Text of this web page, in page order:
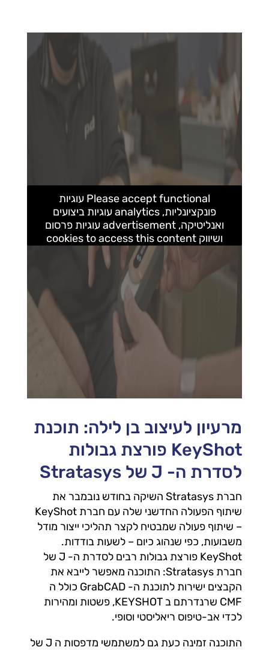
Please accept functional עוגיות
פונקציונליות, analytics עוגיות ביצועים
ואנליטיקה, advertisement עוגיות פרסום
ושיווק cookies to access this content
מרעיון לעיצוב בן לילה: תוכנת
KeyShot פורצת גבולות
לסדרת ה- J של Stratasys
חברת Stratasys השיקה בחודש נובמבר את
שיתוף הפעולה החדשני שלה עם חברת KeyShot
– שיתוף פעולה שמבטיח לקצר תהליכי ייצור מודל
משבועות, כפי שנהוג כיום – לשעות בודדות.
KeyShot פורצת גבולות רבים לסדרת ה- J של
חברת Stratasys: התוכנה מאפשר לייבא את
הקבצים ישירות לתוכנת ה- GrabCAD כולל ה
CMF שרנדרתם ב KEYSHOT, פשטות ומהירות
לכדי אב-טיפוס ריאליסטי וסופי.
התוכנה זמינה כעת גם למשתמשי מדפסות ה J של